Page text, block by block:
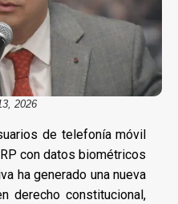
2026
de telefonía móvil
con datos biométricos
ha generado una nueva
derecho constitucional,